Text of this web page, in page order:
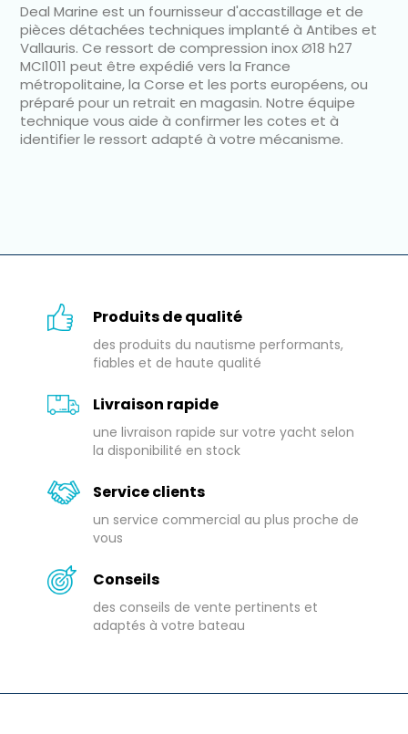
Deal Marine est un fournisseur d'accastillage et de
pièces détachées techniques implanté à Antibes et
Vallauris. Ce ressort de compression inox Ø18 h27
MCI1011 peut être expédié vers la France
métropolitaine, la Corse et les ports européens, ou
préparé pour un retrait en magasin. Notre équipe
technique vous aide à confirmer les cotes et à
identifier le ressort adapté à votre mécanisme.
Produits de qualité
des produits du nautisme performants,
fiables et de haute qualité
Livraison rapide
une livraison rapide sur votre yacht selon
la disponibilité en stock
Service clients
un service commercial au plus proche de
vous
Conseils
des conseils de vente pertinents et
adaptés à votre bateau